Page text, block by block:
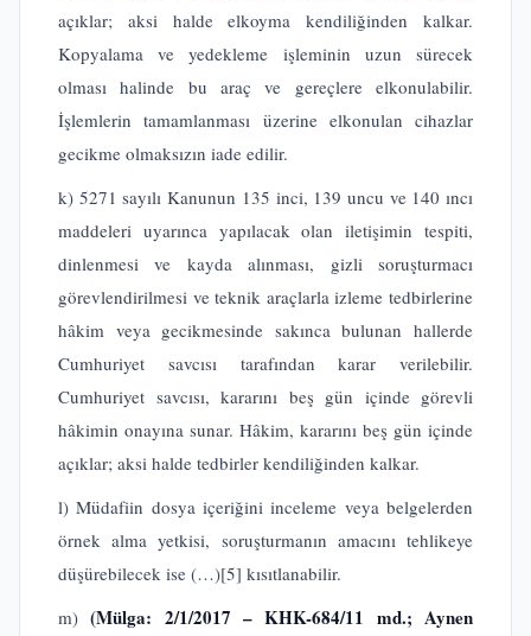
açıklar; aksi halde elkoyma kendiliğinden kalkar.
Kopyalama ve yedekleme işleminin uzun sürecek
olması halinde bu araç ve gereçlere elkonulabilir.
İşlemlerin tamamlanması üzerine elkonulan cihazlar
gecikme olmaksızın iade edilir.
k) 5271 sayılı Kanunun 135 inci, 139 uncu ve 140 ıncı
maddeleri uyarınca yapılacak olan iletişimin tespiti,
dinlenmesi ve kayda alınması, gizli soruşturmacı
görevlendirilmesi ve teknik araçlarla izleme tedbirlerine
hâkim veya gecikmesinde sakınca bulunan hallerde
Cumhuriyet savcısı tarafından karar verilebilir.
Cumhuriyet savcısı, kararını beş gün içinde görevli
hâkimin onayına sunar. Hâkim, kararını beş gün içinde
açıklar; aksi halde tedbirler kendiliğinden kalkar.
l) Müdafiin dosya içeriğini inceleme veya belgelerden
örnek alma yetkisi, soruşturmanın amacını tehlikeye
düşürebilecek ise (…)[5] kısıtlanabilir.
m)(Mülga: 2/1/2017 – KHK-684/11 md.; Aynen